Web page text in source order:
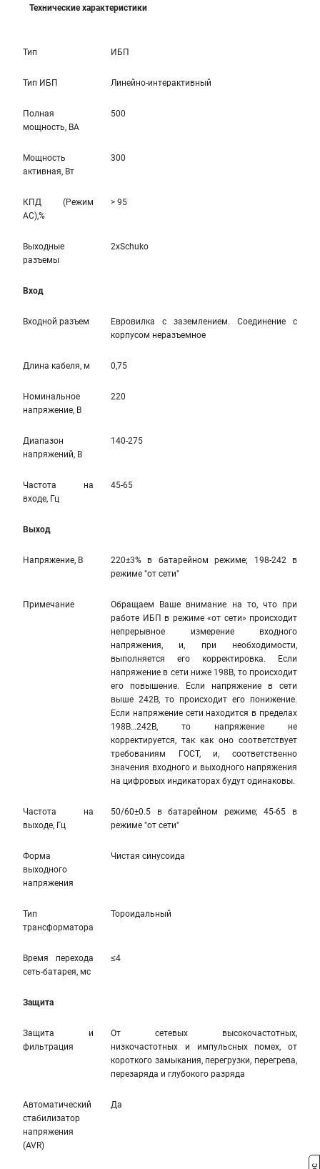
Технические характеристики
Тип ИБП
Тип ИБП Линейно-интерaктивный
Полная
мощность, ВА
500
Мощность
активная, Вт
300
КПД (Режим
AC),%
> 95
Выходные
разъемы
2xSchuko
Вход
Входной разъем
Евровилка с заземлением. Соединение с
корпусом неразъемное
Длина кабеля, м 0,75
Номинальное
напряжение, В
220
Диапазон
напряжений, В
140-275
Частота на
входе, Гц
45-65
Выход
Напряжение, В
220±3% в батарейном режиме; 198-242 в
режиме "от сети"
Примечание
Обращаем Ваше внимание на то, что при
работе ИБП в режиме «от сети» происходит
непрерывное измерение входного
напряжения, и, при необходимости,
выполняется его корректировка. Если
напряжение в сети ниже 198В, то происходит
его повышение. Если напряжение в сети
выше 242В, то происходит его понижение.
Если напряжение сети находится в пределах
198В…242В, то напряжение не
корректируется, так как оно соответствует
требованиям ГОСТ, и, соответственно
значения входного и выходного напряжения
на цифровых индикаторах будут одинаковы.
Частота на
выходе, Гц
50/60±0.5 в батарейном режиме; 45-65 в
режиме "от сети"
Форма
выходного
напряжения
Чистая синусоида
Тип
трансформатора
Тороидальный
Время перехода
сеть-батарея, мс
≤4
Защита
Защита и
фильтрация
От сетевых высокочастотных,
низкочастотных и импульсных помех, от
короткого замыкания, перегрузки, перегрева,
перезаряда и глубокого разряда
Автоматический
стабилизатор
напряжения
(AVR)
Да